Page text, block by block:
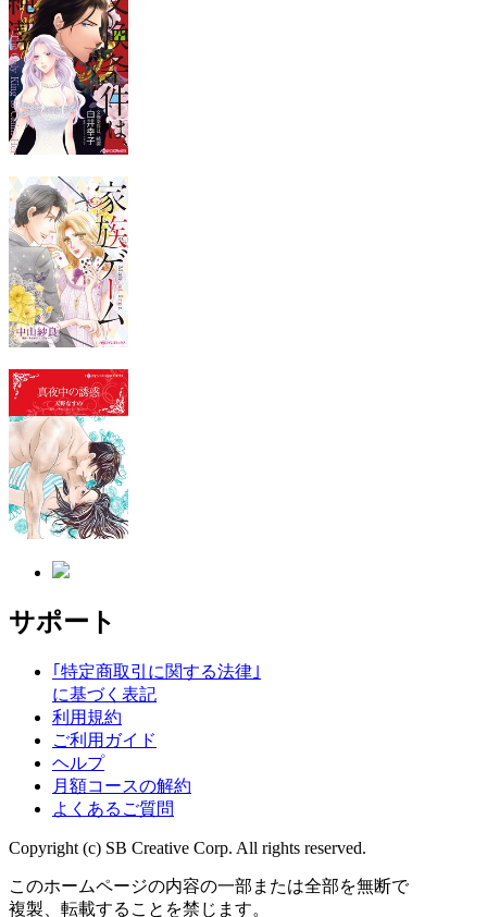
サポート
｢特定商取引に関する法律｣
に基づく表記
利用規約
ご利用ガイド
ヘルプ
月額コースの解約
よくあるご質問
Copyright (c) SB Creative Corp. All rights reserved.
このホームページの内容の一部または全部を無断で
複製、転載することを禁じます。